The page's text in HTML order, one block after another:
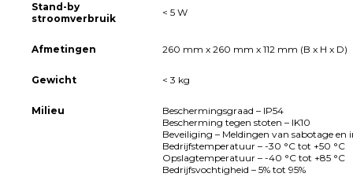
Stand-by
stroomverbruik
< 5 W
Afmetingen 260 mm x 260 mm x 112 mm (B x H x D)
Gewicht < 3 kg
Milieu
Beschermingsgraad – IP54
Bescherming tegen stoten – IK10
Beveiliging – Meldingen van sabotage en
Bedrijfstemperatuur – -30 °C tot +50 °C
Opslagtemperatuur – -40 °C tot +85 °C
Bedrijfsvochtigheid – 5% tot 95%